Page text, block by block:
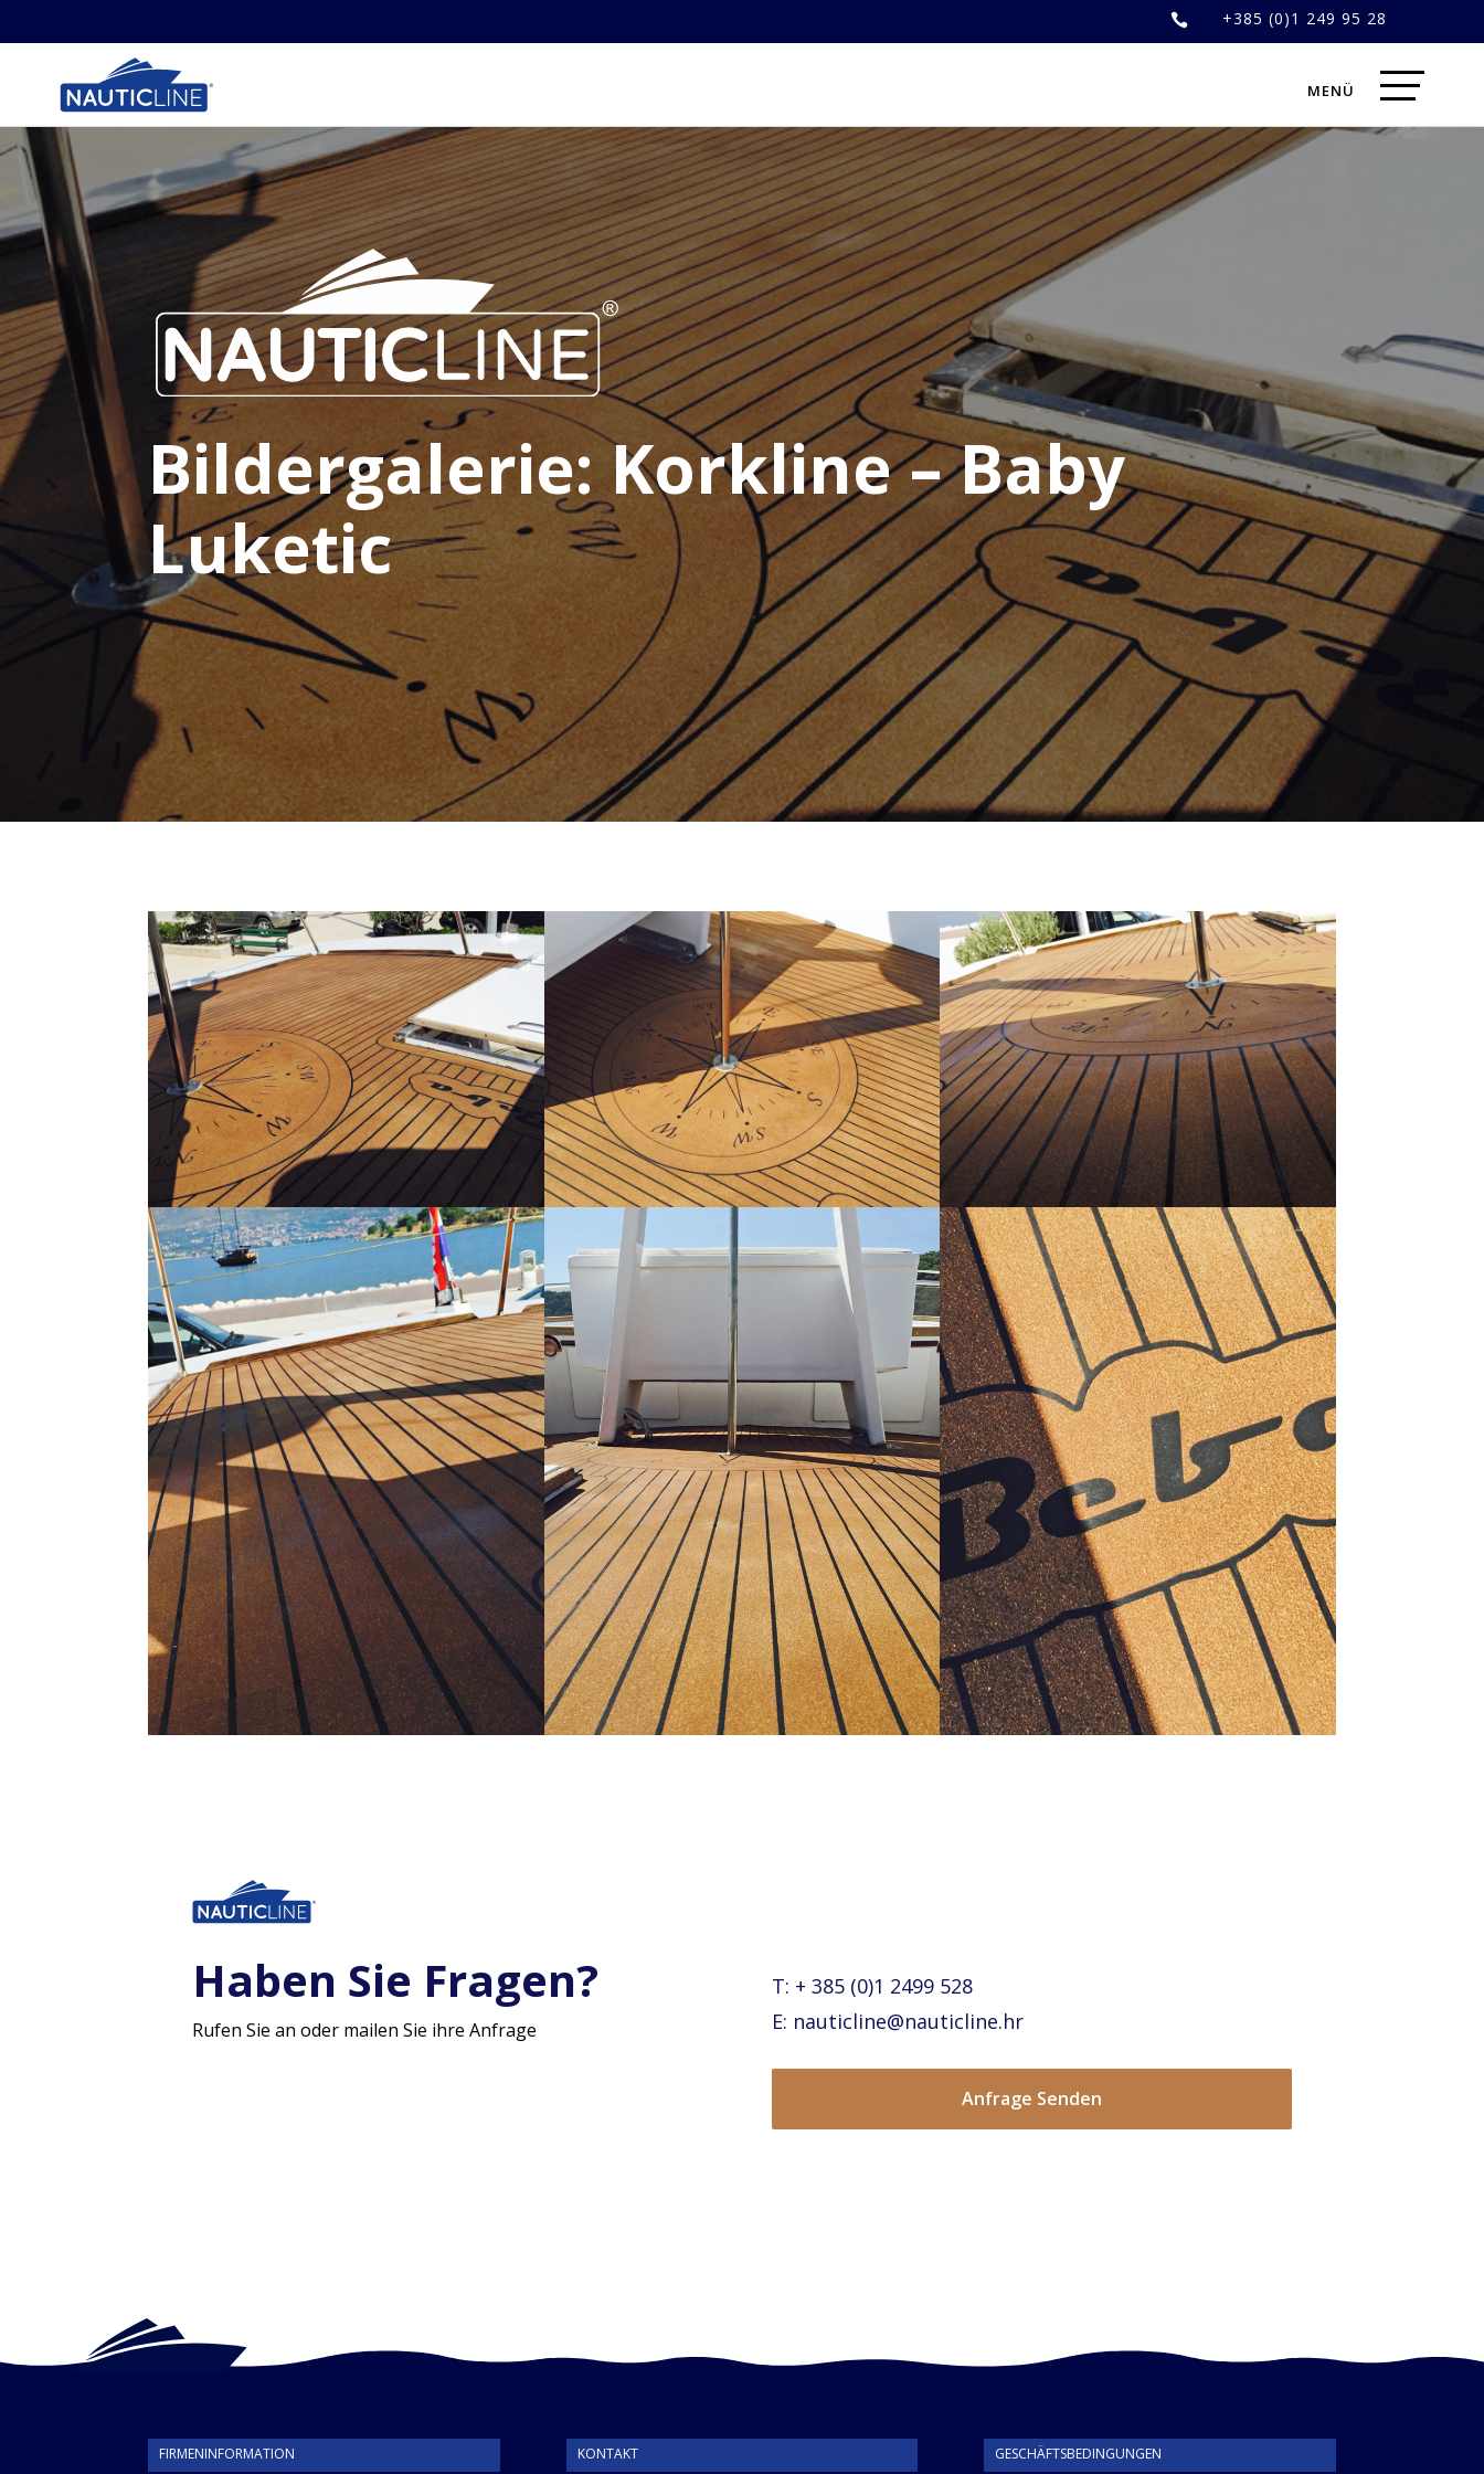
 +385 (0)1 249 95 28
Bildergalerie: Korkline – Baby
Luketic
Haben Sie Fragen?
Rufen Sie an oder mailen Sie ihre Anfrage
T: + 385 (0)1 2499 528
E: nauticline@nauticline.hr
Anfrage Senden
FIRMENINFORMATION KONTAKT GESCHÄFTSBEDINGUNGEN